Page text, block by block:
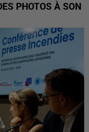
PHOTOS À SON